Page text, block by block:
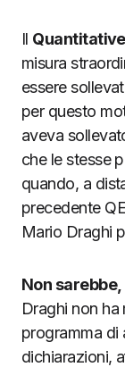
Il
misura
essere
per questo
aveva
che le stesse
quando, a
precedente
Mario Draghi
Non
Draghi non
programma di
dichiarazioni,